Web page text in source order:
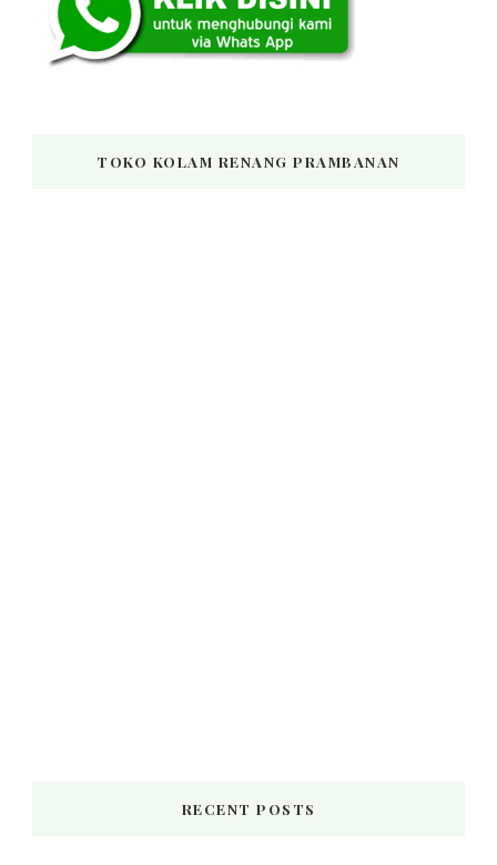
TOKO KOLAM RENANG PRAMBANAN
RECENT POSTS